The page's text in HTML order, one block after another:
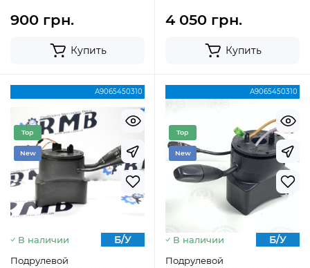
900 грн.
Купить
4 050 грн.
Купить
А9065450310
Top
New
В наличии Б/У
Подрулевой
А9065450310
Top
New
В наличии Б/У
Подрулевой